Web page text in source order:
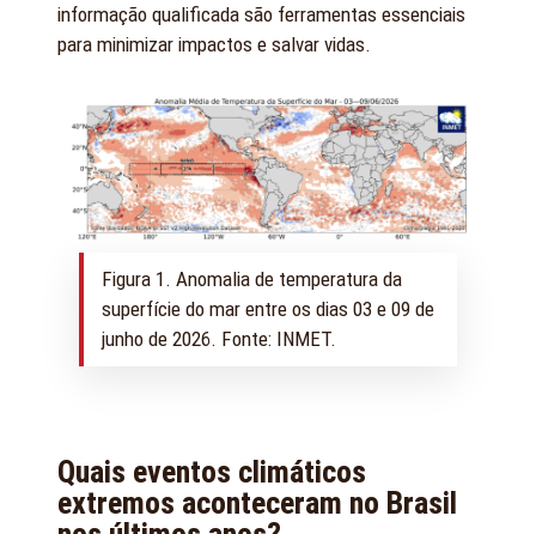
informação qualificada são ferramentas essenciais
para minimizar impactos e salvar vidas.
Figura 1. Anomalia de temperatura da
superfície do mar entre os dias 03 e 09 de
junho de 2026. Fonte: INMET.
Quais eventos climáticos
extremos aconteceram no Brasil